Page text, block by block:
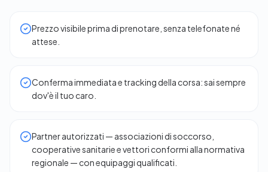
Prezzo visibile prima di prenotare, senza telefonate né
attese.
Conferma immediata e tracking della corsa: sai sempre
dov'è il tuo caro.
Partner autorizzati — associazioni di soccorso,
cooperative sanitarie e vettori conformi alla normativa
regionale — con equipaggi qualificati.